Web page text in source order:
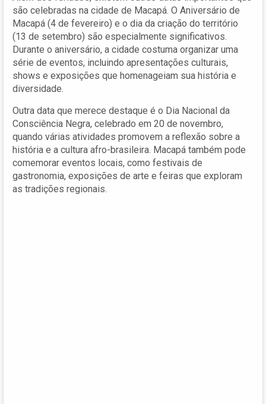
são celebradas na cidade de Macapá. O Aniversário de
Macapá (4 de fevereiro) e o dia da criação do território
(13 de setembro) são especialmente significativos.
Durante o aniversário, a cidade costuma organizar uma
série de eventos, incluindo apresentações culturais,
shows e exposições que homenageiam sua história e
diversidade.
Outra data que merece destaque é o Dia Nacional da
Consciência Negra, celebrado em 20 de novembro,
quando várias atividades promovem a reflexão sobre a
história e a cultura afro-brasileira. Macapá também pode
comemorar eventos locais, como festivais de
gastronomia, exposições de arte e feiras que exploram
as tradições regionais.